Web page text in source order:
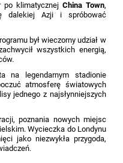
po klimatycznej China Town,
dalekiej Azji i spróbować
był wieczorny udział w
wszystkich energią,
na legendarnym stadionie
atmosferę światowych
jednego z najsłynniejszych
poznania nowych miejsc
Wycieczka do Londynu
jako niezwykła przygoda,